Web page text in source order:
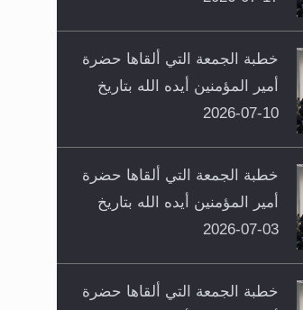
خطبة الجمعة التي ألقاها حضرة
أمير المؤمنين أيده الله بتاريخ
10-07-2026
خطبة الجمعة التي ألقاها حضرة
أمير المؤمنين أيده الله بتاريخ
03-07-2026
خطبة الجمعة التي ألقاها حضرة